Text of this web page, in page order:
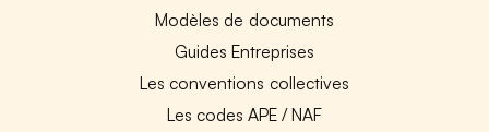
Modèles de documents
Guides Entreprises
Les conventions collectives
Les codes APE / NAF